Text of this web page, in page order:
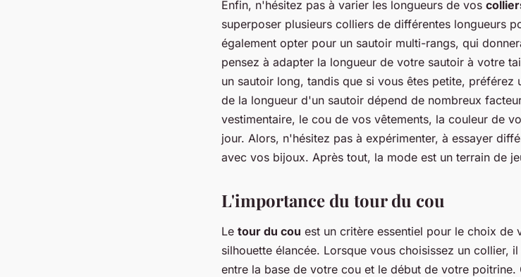
Enfin, n'hésitez pas à varier les longueurs de vos
superposer plusieurs colliers de différentes longueurs
également opter pour un sautoir multi-rangs, qui
pensez à adapter la longueur de votre sautoir à votre
un sautoir long, tandis que si vous êtes petite, préférez
de la longueur d'un sautoir dépend de nombreux
vestimentaire, le cou de vos vêtements, la couleur de
jour. Alors, n'hésitez pas à expérimenter, à essayer
avec vos bijoux. Après tout, la mode est un terrain de
L'importance du tour du cou
Le tour du cou est un critère essentiel pour le choix de
silhouette élancée. Lorsque vous choisissez un collier,
entre la base de votre cou et le début de votre